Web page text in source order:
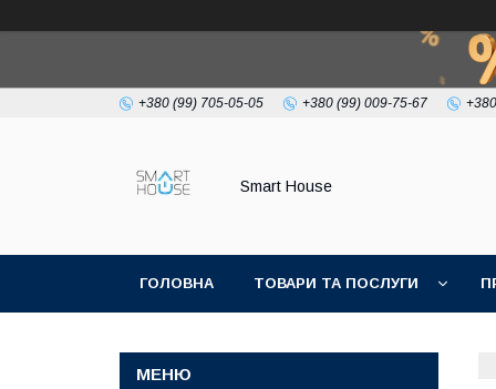
+380 (99) 705-05-05 +380 (99) 009-75-67
Smart House
ГОЛОВНА ТОВАРИ ТА ПОСЛУГИ